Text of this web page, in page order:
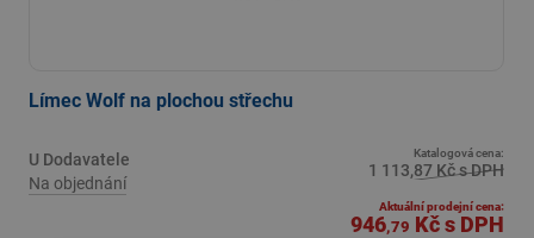
Límec Wolf na plochou střechu
U Dodavatele
Na objednání
Katalogová cena:
1 113,87 Kč s DPH
Aktuální prodejní cena:
946,79 Kčs DPH